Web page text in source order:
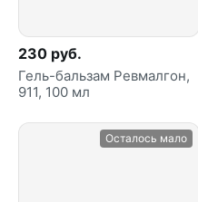
230 руб.
Гель-бальзам Ревмалгон,
911, 100 мл
Осталось мало